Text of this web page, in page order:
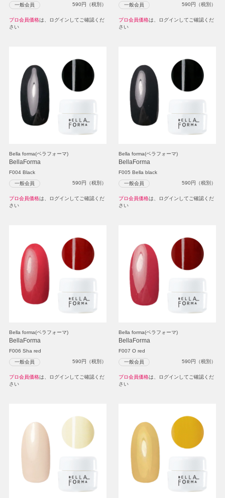
一般会員 590円（税別）
プロ会員価格は、ログインしてご確認くだ
さい
一般会員 590円（税別）
プロ会員価格は、ログインしてご確認くだ
さい
Bella forma(ベラフォーマ)
BellaForma
F004 Black
一般会員 590円（税別）
プロ会員価格は、ログインしてご確認くだ
さい
Bella forma(ベラフォーマ)
BellaForma
F005 Bella black
一般会員 590円（税別）
プロ会員価格は、ログインしてご確認くだ
さい
Bella forma(ベラフォーマ)
BellaForma
F006 Sha red
一般会員 590円（税別）
プロ会員価格は、ログインしてご確認くだ
さい
Bella forma(ベラフォーマ)
BellaForma
F007 O red
一般会員 590円（税別）
プロ会員価格は、ログインしてご確認くだ
さい